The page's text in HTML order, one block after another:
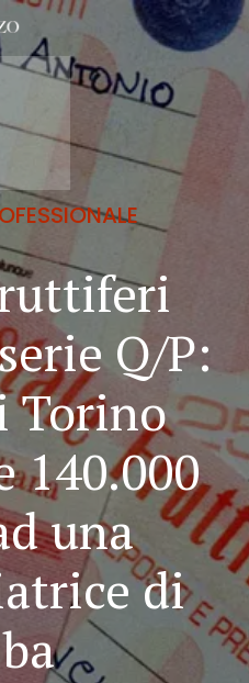
Q/P:
Torino
140.000
una
di